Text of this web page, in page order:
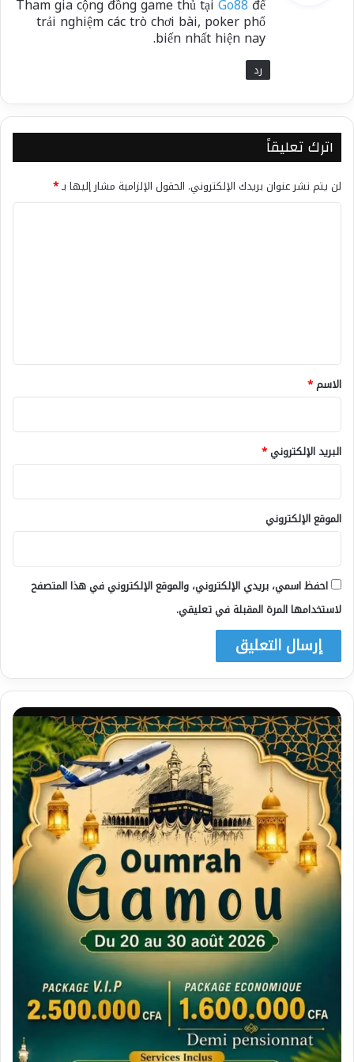
ل
Tham gia cộng đồng game thủ tạiGo88 để
trải nghiệm các trò chơi bài, poker phổ
biến nhất hiện nay.
رد
اترك تعليقاً
لن يتم نشر عنوان بريدك الإلكتروني. الحقول الإلزامية مشار إليها بـ*
*
الاسم*
البريد الإلكتروني*
الموقع الإلكتروني
احفظ اسمي، بريدي الإلكتروني، والموقع الإلكتروني في هذا المتصفح
لاستخدامها المرة المقبلة في تعليقي.